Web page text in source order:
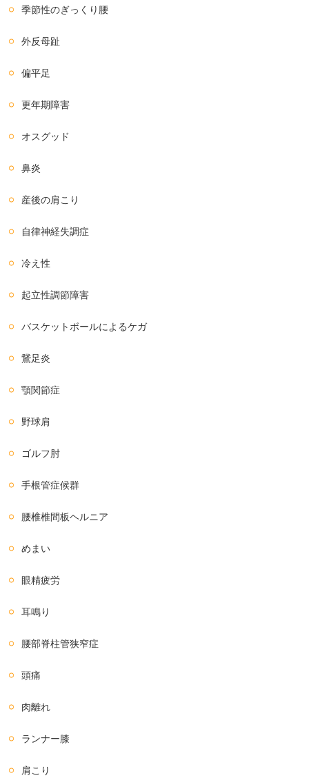
季節性のぎっくり腰
外反母趾
偏平足
更年期障害
オスグッド
鼻炎
産後の肩こり
自律神経失調症
冷え性
起立性調節障害
バスケットボールによるケガ
鵞足炎
顎関節症
野球肩
ゴルフ肘
手根管症候群
腰椎椎間板ヘルニア
めまい
眼精疲労
耳鳴り
腰部脊柱管狭窄症
頭痛
肉離れ
ランナー膝
肩こり